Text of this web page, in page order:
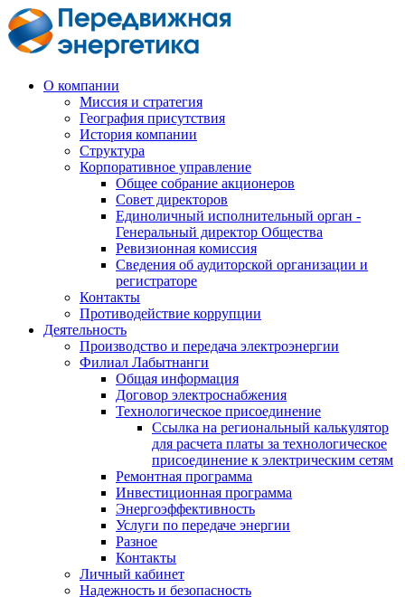
О компании
Миссия и стратегия
География присутствия
История компании
Структура
Корпоративное управление
Общее собрание акционеров
Совет директоров
Единоличный исполнительный орган -
Генеральный директор Общества
Ревизионная комиссия
Сведения об аудиторской организации и
регистраторе
Контакты
Противодействие коррупции
Деятельность
Производство и передача электроэнергии
Филиал Лабытнанги
Общая информация
Договор электроснабжения
Технологическое присоединение
Ссылка на региональный калькулятор
для расчета платы за технологическое
присоединение к электрическим сетям
Ремонтная программа
Инвестиционная программа
Энергоэффективность
Услуги по передаче энергии
Разное
Контакты
Личный кабинет
Надежность и безопасность